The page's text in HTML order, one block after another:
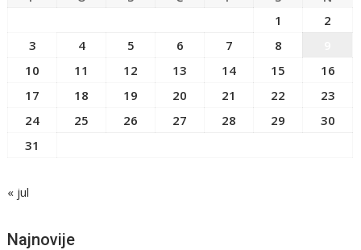
1
2
3
4 5 6 7 8
10
11 12 13 14 15
16
17
18 19 20 21 22
23
24
25 26 27 28 29
30
31
« jul
Najnovije